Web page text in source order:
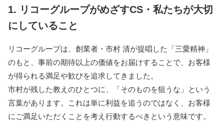
1. リコーグループがめざすCS・私たちが大切
にしていること
リコーグループは、創業者・市村 清が提唱した「三愛精神」
のもと、事前の期待以上の価値をお届けすることで、お客様
が得られる満足や歓びを追求してきました。
市村が残した教えのひとつに、「そのものを狙うな」という
言葉があります。これは単に利益を追うのではなく、お客様
にご満足いただくことを考え行動するべきという意味です。